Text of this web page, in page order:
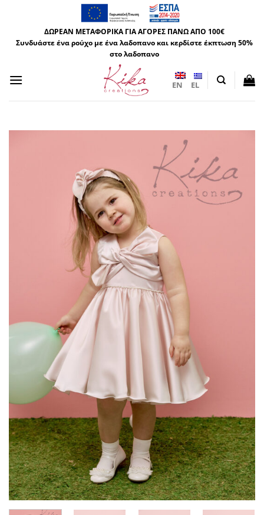
περιεχόμενοΔΩΡΕΑΝ ΜΕΤΑΦΟΡΙΚΑ ΓΙΑ ΑΓΟΡΕΣ ΠΑΝΩ ΑΠΟ 100€
Συνδυάστε ένα ρούχο με ένα λαδοπανο και κερδίστε έκπτωση 50%
στο λαδοπανο
EN EL